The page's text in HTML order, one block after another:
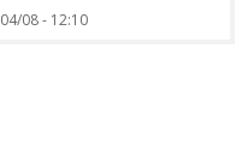
04/08 - 12:10